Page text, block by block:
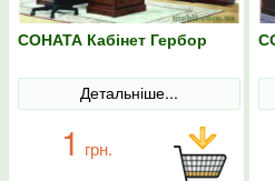
СОНАТА Кабінет Гербор
Детальніше...
1 грн.